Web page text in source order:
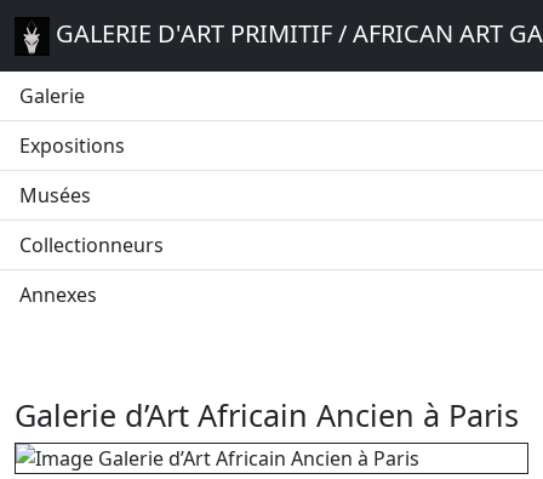
GALERIE D'ART PRIMITIF / AFRICAN ART
Galerie
Expositions
Musées
Collectionneurs
Annexes
Galerie d’Art Africain Ancien à Paris